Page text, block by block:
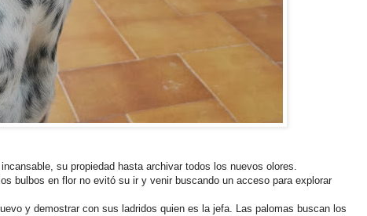
su propiedad hasta archivar todos los nuevos olores.
bulbos en flor no evitó su ir y venir buscando un acceso para explorar
y demostrar con sus ladridos quien es la jefa. Las palomas buscan los